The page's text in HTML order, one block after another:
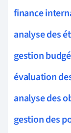
finance
analyse des
gestion
évaluation
analyse des
gestion des